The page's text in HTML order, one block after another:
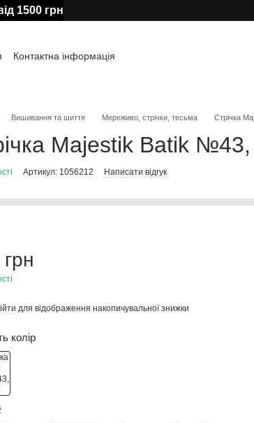
1500 грн
Контактна інформація
Вишивання та шиття Мереживо, стрічки, тесьма Стрічка
Majestik Batik
Артикул: 1056212 Написати відгук
для відображення накопичувальної знижки
колір